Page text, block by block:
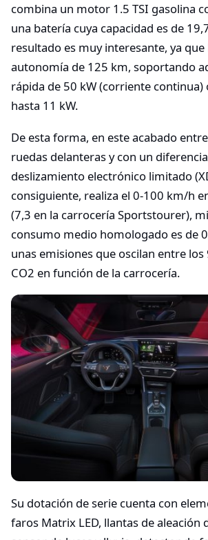
combina un motor 1.5 TSI gasolina
una batería cuya capacidad es de
resultado es muy interesante, ya
autonomía de 125 km, soportando
rápida de 50 kW (corriente continua)
hasta 11 kW.
De esta forma, en este acabado
ruedas delanteras y con un
deslizamiento electrónico limitado
consiguiente, realiza el 0-100 km/h
(7,3 en la carrocería Sportstourer),
consumo medio homologado es de
unas emisiones que oscilan entre
CO2 en función de la carrocería.
Su dotación de serie cuenta con
faros Matrix LED, llantas de aleación